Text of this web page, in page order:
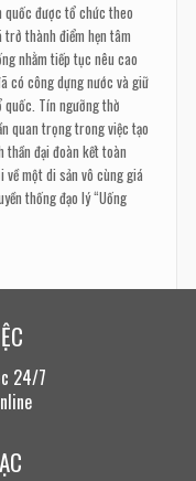
quốc được tổ chức theo
trở thành điểm hẹn tâm
nhằm tiếp tục nêu cao
có công dựng nước và giữ
Tín ngưỡng thờ
quan trọng trong việc tạo
đại đoàn kết toàn
về mộtdi sản vô cùng giá
thống đạo lý “Uống
24/7